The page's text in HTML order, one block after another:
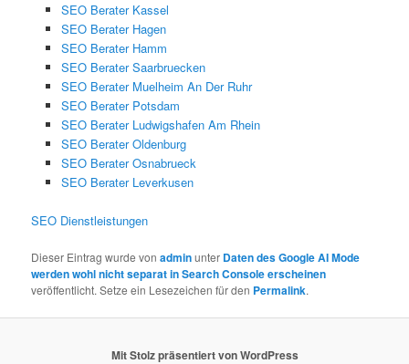
SEO Berater Kassel
SEO Berater Hagen
SEO Berater Hamm
SEO Berater Saarbruecken
SEO Berater Muelheim An Der Ruhr
SEO Berater Potsdam
SEO Berater Ludwigshafen Am Rhein
SEO Berater Oldenburg
SEO Berater Osnabrueck
SEO Berater Leverkusen
SEO Dienstleistungen
Dieser Eintrag wurde vonadminunter Daten des Google AI Mode
werden wohl nicht separat in Search Console erscheinen
veröffentlicht. Setze ein Lesezeichen für den Permalink.
Mit Stolz präsentiert von WordPress